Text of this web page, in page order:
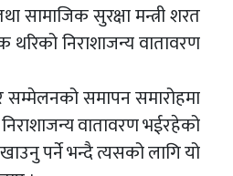
सामाजिक सुरक्षा मन्त्री शरत
निराशाजन्य वातावरण
सम्मेलनको समापन समारोहमा
वातावरण भईरहेको
पर्ने भन्दै त्यसको लागि यो